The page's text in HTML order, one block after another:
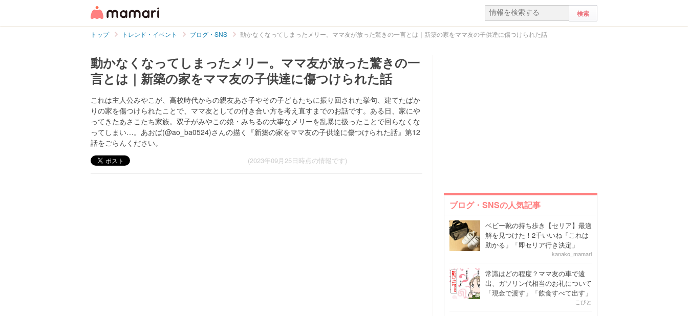
トップ トレンド・イベント ブログ・SNS 動かなくなってしまったメリー。ママ友が放った驚きの一言とは｜新築の家をママ友の子供達に傷つけられた話
動かなくなってしまったメリー。ママ友が放った驚きの一
言とは｜新築の家をママ友の子供達に傷つけられた話
これは主人公みやこが、高校時代からの親友あさ子やその子どもたちに振り回された挙句、建てたばか
りの家を傷つけられたことで、ママ友としての付き合い方を考え直すまでのお話です。ある日、家にや
ってきたあさこたち家族。双子がみやこの娘・みちるの大事なメリーを乱暴に扱ったことで回らなくな
ってしまい…。あおば(@ao_ba0524)さんの描く『新築の家をママ友の子供達に傷つけられた話』第12
話をごらんください。
(2023年09月25日時点の情報です)
ブログ・SNSの人気記事
ベビー靴の持ち歩き【セリア】最適
解を見つけた！2千いいね「これは
助かる」「即セリア行き決定」
kanako_mamari
常識はどの程度？ママ友の車で遠
出、ガソリン代相当のお礼について
「現金で渡す」「飲食すべて出す」
こびと